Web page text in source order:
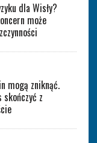
dla Wisły?
może
mogą zniknąć.
skończyć z